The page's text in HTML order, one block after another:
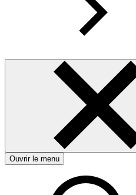
Ouvrir le menu